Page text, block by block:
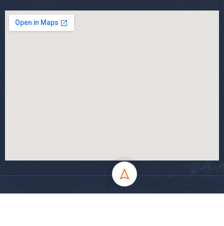
جميع الحقوق محفوظة جامعة المسيلة - 2024